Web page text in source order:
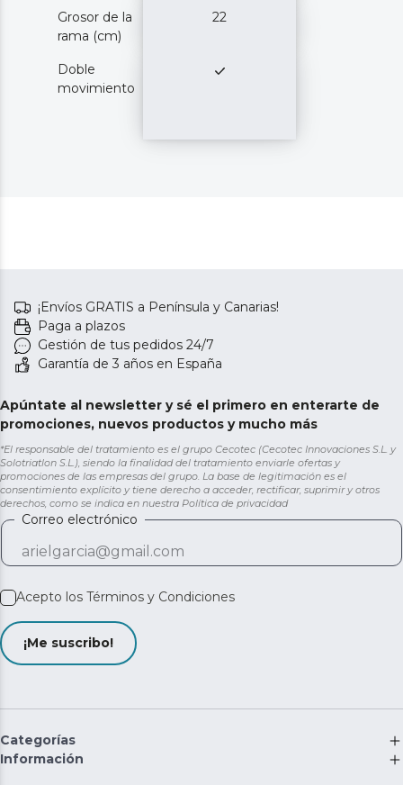
Grosor de la
rama (cm)
22
Doble
movimiento
¡Envíos GRATIS a Península y Canarias!
Paga a plazos
Gestión de tus pedidos 24/7
Garantía de 3 años en España
Apúntate al newsletter y sé el primero en enterarte de
promociones, nuevos productos y mucho más
*El responsable del tratamiento es el grupo Cecotec (Cecotec Innovaciones S.L. y
Solotriatlon S.L.), siendo la finalidad del tratamiento enviarle ofertas y
promociones de las empresas del grupo. La base de legitimación es el
consentimiento explícito y tiene derecho a acceder, rectificar, suprimir y otros
derechos, como se indica en nuestra Política de privacidad
Correo electrónico
Acepto los Términos y Condiciones
¡Me suscribo!
Categorías
Información